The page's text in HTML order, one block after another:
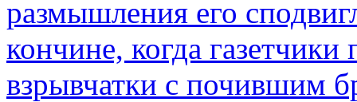
размышления его
кончине, когда газетчики
взрывчатки с почившим